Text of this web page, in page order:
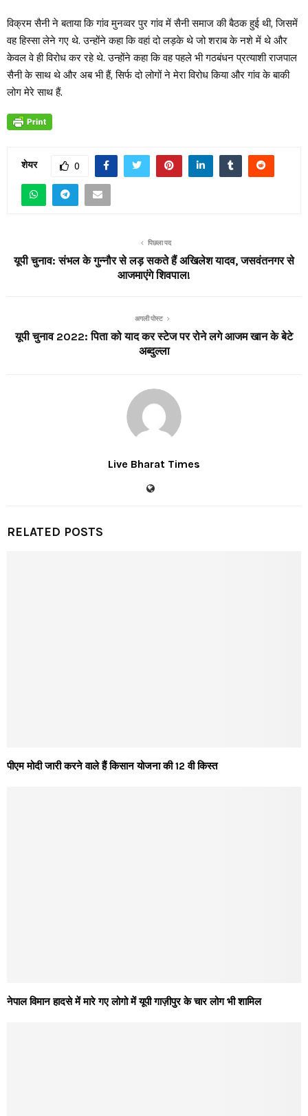
विक्रम सैनी ने बताया कि गांव मुनव्वर पुर गांव में सैनी समाज की बैठक हुई थी, जिसमें
वह हिस्सा लेने गए थे. उन्होंने कहा कि वहां दो लड़के थे जो शराब के नशे में थे और
केवल वे ही विरोध कर रहे थे. उन्होंने कहा कि वह पहले भी गठबंधन प्रत्याशी राजपाल
सैनी के साथ थे और अब भी हैं, सिर्फ दो लोगों ने मेरा विरोध किया और गांव के बाकी
लोग मेरे साथ हैं.
शेयर 0
पिछला पद
यूपी चुनाव: संभल के गुन्नौर से लड़ सकते हैं अखिलेश यादव, जसवंतनगर से
आजमाएंगे शिवपाल!
अगली पोस्ट
यूपी चुनाव 2022: पिता को याद कर स्टेज पर रोने लगे आजम खान के बेटे
अब्दुल्ला
Live Bharat Times
RELATED POSTS
पीएम मोदी जारी करने वाले हैं किसान योजना की 12 वी किस्त
नेपाल विमान हादसे में मारे गए लोगो में यूपी गाज़ीपुर के चार लोग भी शामिल